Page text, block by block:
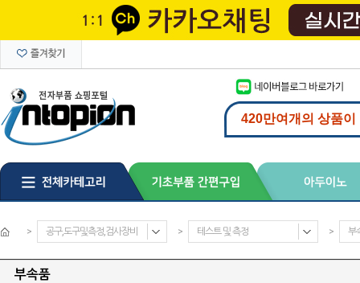
> 공구,도구및측정,검사장비 > 테스트 및 측정 > 부
부속품